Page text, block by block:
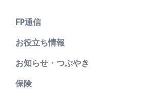
FP通信
お役立ち情報
お知らせ・つぶやき
保険